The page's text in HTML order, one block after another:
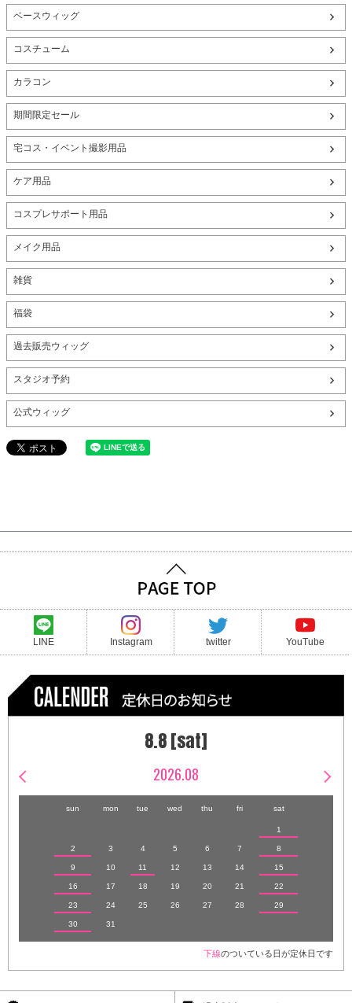
ベースウィッグ
コスチューム
カラコン
期間限定セール
宅コス・イベント撮影用品
ケア用品
コスプレサポート用品
メイク用品
雑貨
福袋
過去販売ウィッグ
スタジオ予約
公式ウィッグ
LINE Instagram twitter YouTube
8.8 [sat]
2026.08
sun mon tue wed thu fri sat
1
2 3 4 5 6 7 8
9 10 11 12 13 14 15
16 17 18 19 20 21 22
23 24 25 26 27 28 29
30 31
下線のついている日が定休日です